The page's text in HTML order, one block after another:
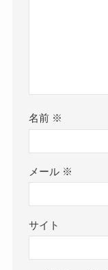
名前 ※
メール ※
サイト